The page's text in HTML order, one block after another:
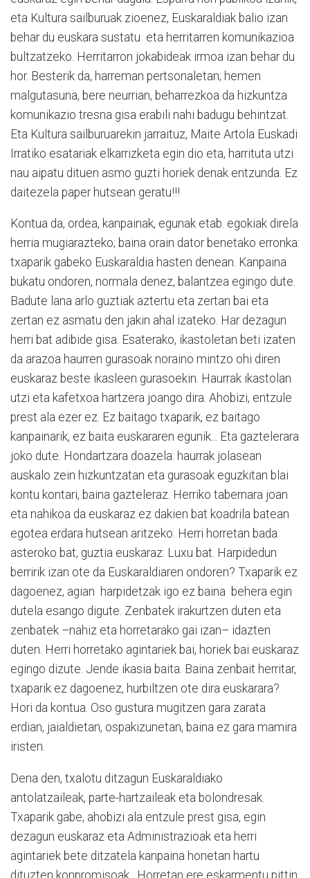
eta Kultura sailburuak zioenez, Euskaraldiak balio izan
behar du euskara sustatu eta herritarren komunikazioa
bultzatzeko. Herritarron jokabideak irmoa izan behar du
hor. Besterik da, harreman pertsonaletan; hemen
malgutasuna, bere neurrian, beharrezkoa da hizkuntza
komunikazio tresna gisa erabili nahi badugu behintzat.
Eta Kultura sailburuarekin jarraituz, Maite Artola Euskadi
Irratiko esatariak elkarrizketa egin dio eta, harrituta utzi
nau aipatu dituen asmo guzti horiek denak entzunda. Ez
daitezela paper hutsean geratu!!!
Kontua da, ordea, kanpainak, egunak etab. egokiak direla
herria mugiarazteko; baina orain dator benetako erronka:
txaparik gabeko Euskaraldia hasten denean. Kanpaina
bukatu ondoren, normala denez, balantzea egingo dute.
Badute lana arlo guztiak aztertu eta zertan bai eta
zertan ez asmatu den jakin ahal izateko. Har dezagun
herri bat adibide gisa. Esaterako, ikastoletan beti izaten
da arazoa haurren gurasoak noraino mintzo ohi diren
euskaraz beste ikasleen gurasoekin. Haurrak ikastolan
utzi eta kafetxoa hartzera joango dira. Ahobizi, entzule
prest ala ezer ez. Ez baitago txaparik, ez baitago
kanpainarik, ez baita euskararen egunik... Eta gaztelerara
joko dute. Hondartzara doazela: haurrak jolasean
auskalo zein hizkuntzatan eta gurasoak eguzkitan blai
kontu kontari, baina gazteleraz. Herriko tabernara joan
eta nahikoa da euskaraz ez dakien bat koadrila batean
egotea erdara hutsean aritzeko. Herri horretan bada
asteroko bat, guztia euskaraz: Luxu bat. Harpidedun
berririk izan ote da Euskaraldiaren ondoren? Txaparik ez
dagoenez, agian harpidetzak igo ez baina behera egin
dutela esango digute. Zenbatek irakurtzen duten eta
zenbatek –nahiz eta horretarako gai izan– idazten
duten. Herri horretako agintariek bai, horiek bai euskaraz
egingo dizute. Jende ikasia baita. Baina zenbait herritar,
txaparik ez dagoenez, hurbiltzen ote dira euskarara?
Hori da kontua. Oso gustura mugitzen gara zarata
erdian, jaialdietan, ospakizunetan, baina ez gara mamira
iristen.
Dena den, txalotu ditzagun Euskaraldiako
antolatzaileak, parte-hartzaileak eta bolondresak.
Txaparik gabe, ahobizi ala entzule prest gisa, egin
dezagun euskaraz eta Administrazioak eta herri
agintariek bete ditzatela kanpaina honetan hartu
dituzten konpromisoak. Horretan ere eskarmentu pittin